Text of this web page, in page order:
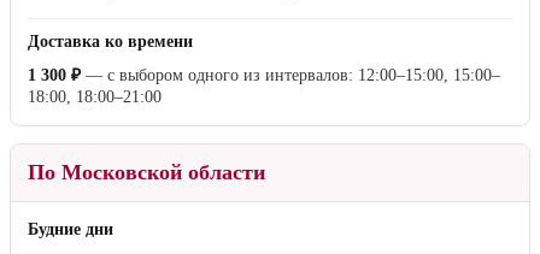
Бесплатно
1 000 ₽— для заказов стоимостью до
Суббота
Бесплатно— для заказов стоимостью от
2 500 ₽
— для заказов стоимостью до